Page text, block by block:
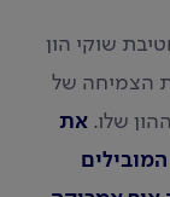
שוקי הון
הצמיחה של
שלו. את